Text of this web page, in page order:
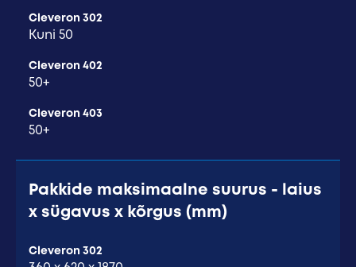
Cleveron 302
Kuni 50
Cleveron 402
50+
Cleveron 403
50+
Pakkide maksimaalne suurus - laius
x sügavus x kõrgus (mm)
Cleveron 302